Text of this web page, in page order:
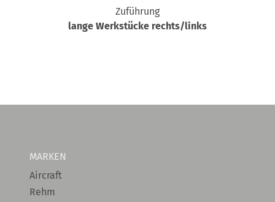
Zuführung
lange Werkstücke rechts/links
MARKEN
Aircraft
Rehm